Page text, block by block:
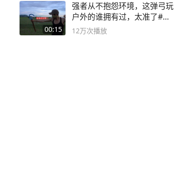
00:15
强者从不抱怨环境，这弹弓玩
户外的谁拥有过，太准了#弹
弓#户外
12万次播放